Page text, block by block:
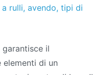
rulli, avendo, tipi di
il
di un